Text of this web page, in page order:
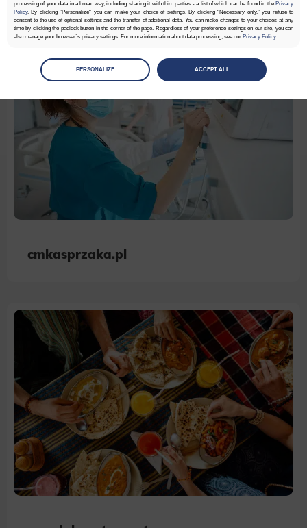
processing of your data in a broad way, including sharing it with third parties - a list of which can be found in the Privacy
Policy. By clicking "Personalize" you can make your choice of settings. By clicking "Necessary only," you refuse to
consent to the use of optional settings and the transfer of additional data. You can make changes to your choices at any
time by clicking the padlock button in the corner of the page. Regardless of your preference settings on our site, you can
also manage your browser`s privacy settings. For more information about data processing, see our Privacy Policy.
Managepreferences
Select the consents of your choice
Necessary
Necessary scripts and data stored on the end device contribute to the security and usability of the website by enabling
secure access to basic functions such as site navigation and access to specific areas of the website. The website
cannot be properly displayed without this group.
This is data used to personalize your use of our website and to remember choices you make while using our website. For
Scripts and data used to collect information to analyze site traffic and how users use the site, how they came to the
site, and to create aggregate demographic statistics about users. Analytical cookies and similar technologies allow us
Scope responsible for displaying personalized ads that may be of interest to the user based on browsing history and
habits and demographic criteria. Also, third-party files that, in conjunction with files installed while browsing other
websites, profile the user, providing him or her with the marketing, advertising and retargeting content deemed most
appropriate.
PERSONALIZE ACCEPT ALL
cmkasprzaka.pl